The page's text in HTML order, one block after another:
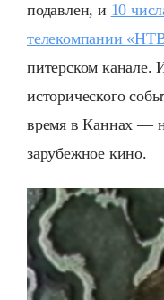
подавлен, и 10
телекомпании
питерском канале.
исторического
время в Каннах —
зарубежное кино.